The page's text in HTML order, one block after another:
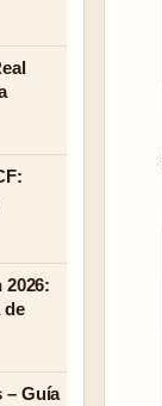
2026:
de
– Guía